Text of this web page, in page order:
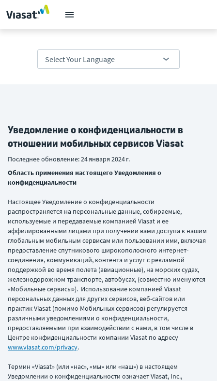
Уведомление о конфиденциальности в
отношении мобильных сервисов Viasat
Последнее обновление: 24 января 2024 г.
Область применения настоящего Уведомления о
конфиденциальности
Настоящее Уведомление о конфиденциальности
распространяется на персональные данные, собираемые,
используемые и передаваемые компанией Viasat и ее
аффилированными лицами при получении вами доступа к нашим
глобальным мобильным сервисам или пользовании ими, включая
предоставление спутникового широкополосного интернет-
соединения, коммуникаций, контента и услуг с рекламной
поддержкой во время полета (авиационные), на морских судах,
железнодорожном транспорте, автобусах, (совместно именуются
«Мобильные сервисы»). Использование компанией Viasat
персональных данных для других сервисов, веб-сайтов или
практик Viasat (помимо Мобильных сервисов) регулируется
различными уведомлениями о конфиденциальности,
предоставляемыми при взаимодействии с нами, в том числе в
Центре конфиденциальности компании Viasat по адресу
www.viasat.com/privacy.
Термин «Viasat» (или «нас», «мы» или «наш») в настоящем
Уведомлении о конфиденциальности означает Viasat, Inc.,